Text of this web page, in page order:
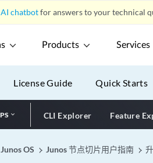
chatbotfor answers to your technical
Products Services
License Guide Quick Starts
CLI Explorer Feature
Junos OS Junos 节点切片用户指南